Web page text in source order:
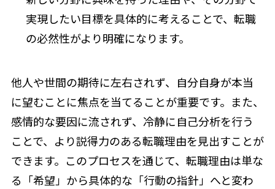
実現したい目標を具体的に考えることで、転職
の必然性がより明確になります。
他人や世間の期待に左右されず、自分自身が本当
に望むことに焦点を当てることが重要です。また、
感情的な要因に流されず、冷静に自己分析を行う
ことで、より説得力のある転職理由を見出すことが
できます。このプロセスを通じて、転職理由は単な
る「希望」から具体的な「行動の指針」へと変わ